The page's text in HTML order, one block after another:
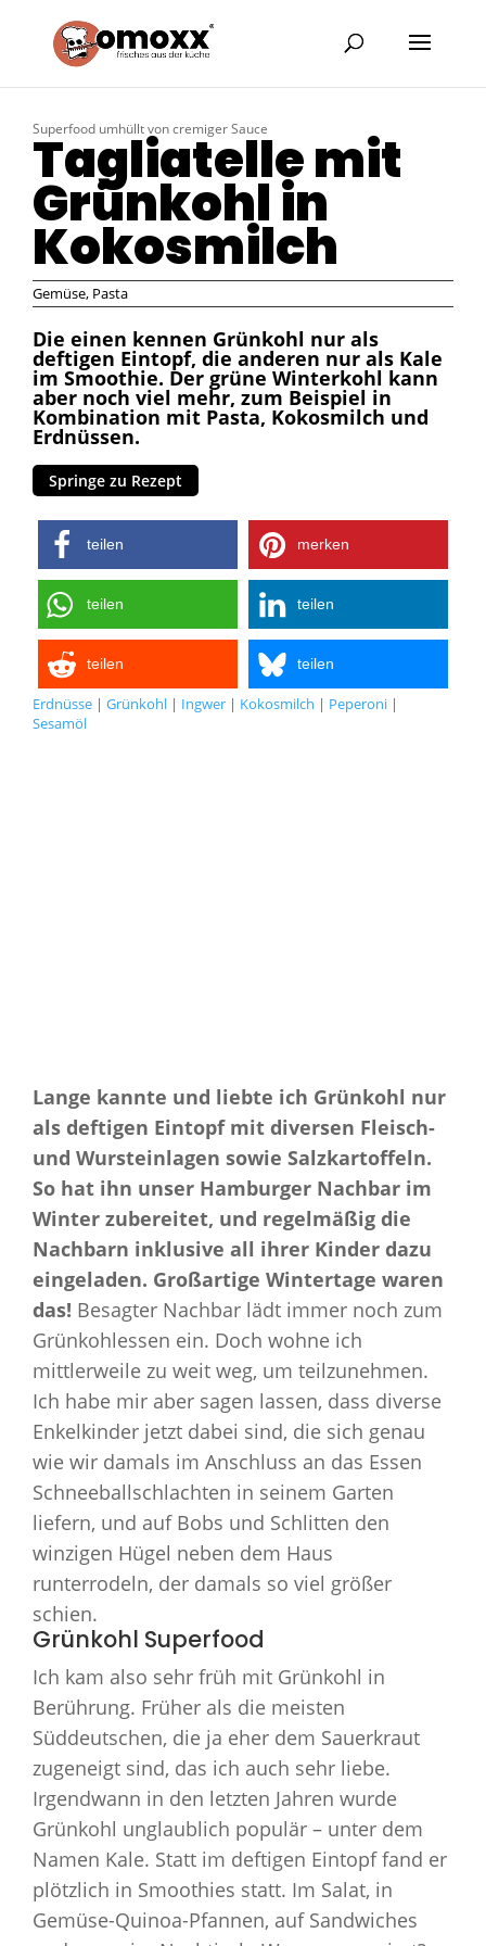
Superfood umhüllt von cremiger Sauce
Tagliatelle mit
Grünkohl in
Kokosmilch
Gemüse, Pasta
Die einen kennen Grünkohl nur als
deftigen Eintopf, die anderen nur als Kale
im Smoothie. Der grüne Winterkohl kann
aber noch viel mehr, zum Beispiel in
Kombination mit Pasta, Kokosmilch und
Erdnüssen.
Springe zu Rezept
teilen merken
teilen teilen
teilen teilen
Erdnüsse | Grünkohl | Ingwer | Kokosmilch | Peperoni |
Sesamöl
Lange kannte und liebte ich Grünkohl nur
als deftigen Eintopf mit diversen Fleisch-
und Wursteinlagen sowie Salzkartoffeln.
So hat ihn unser Hamburger Nachbar im
Winter zubereitet, und regelmäßig die
Nachbarn inklusive all ihrer Kinder dazu
eingeladen. Großartige Wintertage waren
das! Besagter Nachbar lädt immer noch zum
Grünkohlessen ein. Doch wohne ich
mittlerweile zu weit weg, um teilzunehmen.
Ich habe mir aber sagen lassen, dass diverse
Enkelkinder jetzt dabei sind, die sich genau
wie wir damals im Anschluss an das Essen
Schneeballschlachten in seinem Garten
liefern, und auf Bobs und Schlitten den
winzigen Hügel neben dem Haus
runterrodeln, der damals so viel größer
schien.
Grünkohl Superfood
Ich kam also sehr früh mit Grünkohl in
Berührung. Früher als die meisten
Süddeutschen, die ja eher dem Sauerkraut
zugeneigt sind, das ich auch sehr liebe.
Irgendwann in den letzten Jahren wurde
Grünkohl unglaublich populär – unter dem
Namen Kale. Statt im deftigen Eintopf fand er
plötzlich in Smoothies statt. Im Salat, in
Gemüse-Quinoa-Pfannen, auf Sandwiches